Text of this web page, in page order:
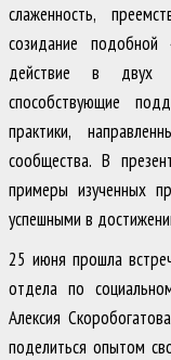
слаженность,
созидание подобной
действие в двух
способствующие
практики,
сообщества. В
примеры изученных
успешными в
25 июня прошла
отдела по
Алексия
поделиться опытом